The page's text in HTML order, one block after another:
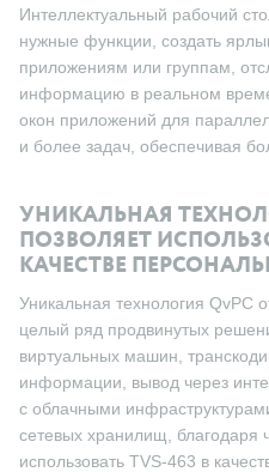
Интеллектуальный рабочий
нужные функции, создать
приложениям или группам,
информацию в реальном
окон приложений для
и более задач, обеспечивая
УНИКАЛЬНАЯ
ПОЗВОЛЯЕТ
КАЧЕСТВЕ
Уникальная технология QvPC
целый ряд продвинутых
виртуальных машин,
информации, вывод через
с облачными
сетевых хранилищ, благодаря
использовать TVS-463 в